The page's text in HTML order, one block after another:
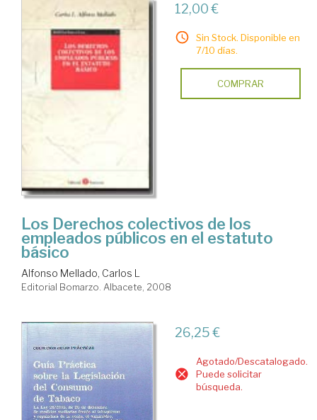
12,00 €
Sin Stock. Disponible en
7/10 días.
COMPRAR
Los Derechos colectivos de los
empleados públicos en el estatuto
básico
Alfonso Mellado, Carlos L
Editorial Bomarzo. Albacete, 2008
26,25 €
Agotado/Descatalogado.
Puede solicitar
búsqueda.